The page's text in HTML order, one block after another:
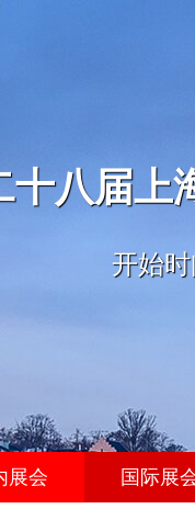
十八届上
开始
展会 国际展